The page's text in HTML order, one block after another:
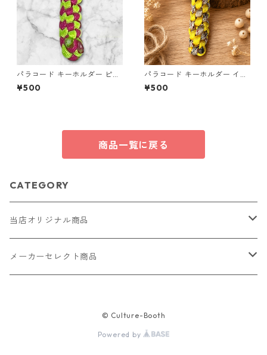
パラコード キーホルダー ピン
ク グリーン 編み込み s18
¥500
パラコード キーホルダー イエ
ロー×ベージュ(赤・黒) ハンド
メイド 国産 本革 ヌメ革
¥500
商品一覧に戻る
CATEGORY
当店オリジナル商品
レザー（革）
メーカーセレクト商品
© Culture-Booth
Powered by